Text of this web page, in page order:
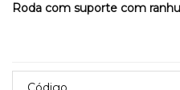
Roda com suporte com